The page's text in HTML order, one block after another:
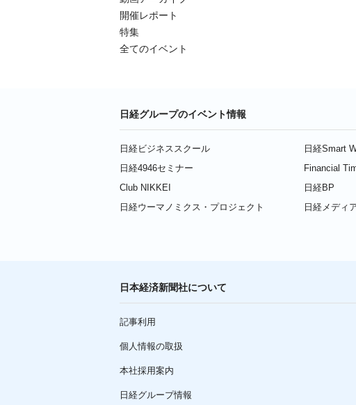
開催レポート
特集
全てのイベント
日経グループのイベント情報
日経ビジネススクール
日経4946セミナー
Club NIKKEI
日経ウーマノミクス・プロジェクト
日経Smart
Financial
日経BP
日経メディ
日本経済新聞社について
記事利用
個人情報の取扱
本社採用案内
日経グループ情報